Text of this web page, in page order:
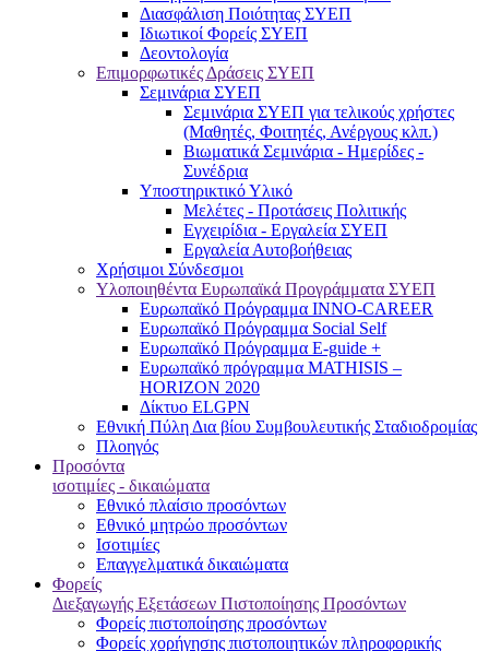
Διασφάλιση Ποιότητας ΣΥΕΠ
Ιδιωτικοί Φορείς ΣΥΕΠ
Δεοντολογία
Επιμορφωτικές Δράσεις ΣΥΕΠ
Σεμινάρια ΣΥΕΠ
Σεμινάρια ΣΥΕΠ για τελικούς χρήστες
(Μαθητές, Φοιτητές, Ανέργους κλπ.)
Βιωματικά Σεμινάρια - Ημερίδες -
Συνέδρια
Υποστηρικτικό Υλικό
Μελέτες - Προτάσεις Πολιτικής
Εγχειρίδια - Εργαλεία ΣΥΕΠ
Εργαλεία Αυτοβοήθειας
Χρήσιμοι Σύνδεσμοι
Υλοποιηθέντα Ευρωπαϊκά Προγράμματα ΣΥΕΠ
Ευρωπαϊκό Πρόγραμμα INNO-CAREER
Ευρωπαϊκό Πρόγραμμα Social Self
Ευρωπαϊκό Πρόγραμμα E-guide +
Ευρωπαϊκό πρόγραμμα MATHISIS –
HORIZON 2020
Δίκτυο ELGPN
Εθνική Πύλη Δια βίου Συμβουλευτικής Σταδιοδρομίας
Πλοηγός
Προσόντα
ισοτιμίες - δικαιώματα
Εθνικό πλαίσιο προσόντων
Εθνικό μητρώο προσόντων
Ισοτιμίες
Επαγγελματικά δικαιώματα
Φορείς
Διεξαγωγής Εξετάσεων Πιστοποίησης Προσόντων
Φορείς πιστοποίησης προσόντων
Φορείς χορήγησης πιστοποιητικών πληροφορικής